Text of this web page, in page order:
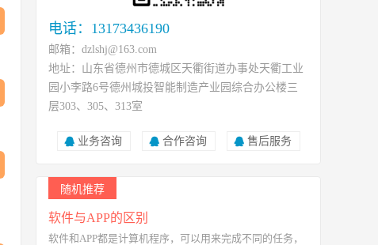
电话：13173436190
邮箱：dzlshj@163.com
地址：山东省德州市德城区天衢街道办事处天衢工业
园小李路6号德州城投智能制造产业园综合办公楼三
层303、305、313室
业务咨询 合作咨询 售后服务
随机推荐
软件与APP的区别
软件和APP都是计算机程序，可以用来完成不同的任务，